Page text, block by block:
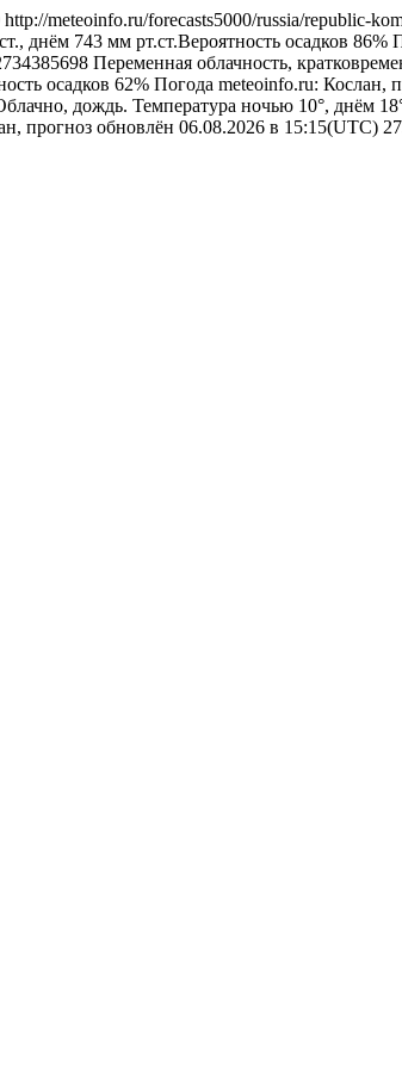
http://meteoinfo.ru/forecasts5000/russia/republic-
днём 743 мм рт.ст.Вероятность осадков 86%
Переменная облачность,
осадков 62% Погода meteoinfo.ru: Кослан,
дождь. Температура ночью 10°, днём
прогноз обновлён 06.08.2026 в 15:15(UTC)